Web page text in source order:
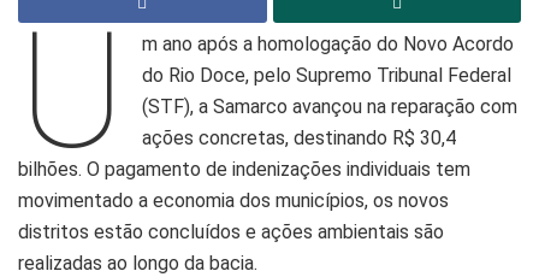
U
m ano após a homologação do Novo Acordo
do Rio Doce, pelo Supremo Tribunal Federal
(STF), a Samarco avançou na reparação com
ações concretas, destinando R$ 30,4
bilhões. O pagamento de indenizações individuais tem
movimentado a economia dos municípios, os novos
distritos estão concluídos e ações ambientais são
realizadas ao longo da bacia.